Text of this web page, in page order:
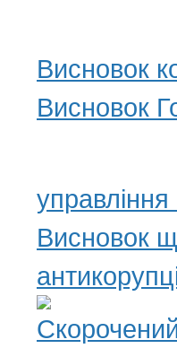
Висновок
Висновок
Висновок